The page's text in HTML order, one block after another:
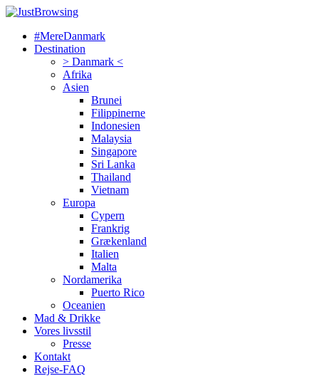
#MereDanmark
Destination
> Danmark <
Afrika
Asien
Brunei
Filippinerne
Indonesien
Malaysia
Singapore
Sri Lanka
Thailand
Vietnam
Europa
Cypern
Frankrig
Grækenland
Italien
Malta
Nordamerika
Puerto Rico
Oceanien
Mad & Drikke
Vores livsstil
Presse
Kontakt
Rejse-FAQ